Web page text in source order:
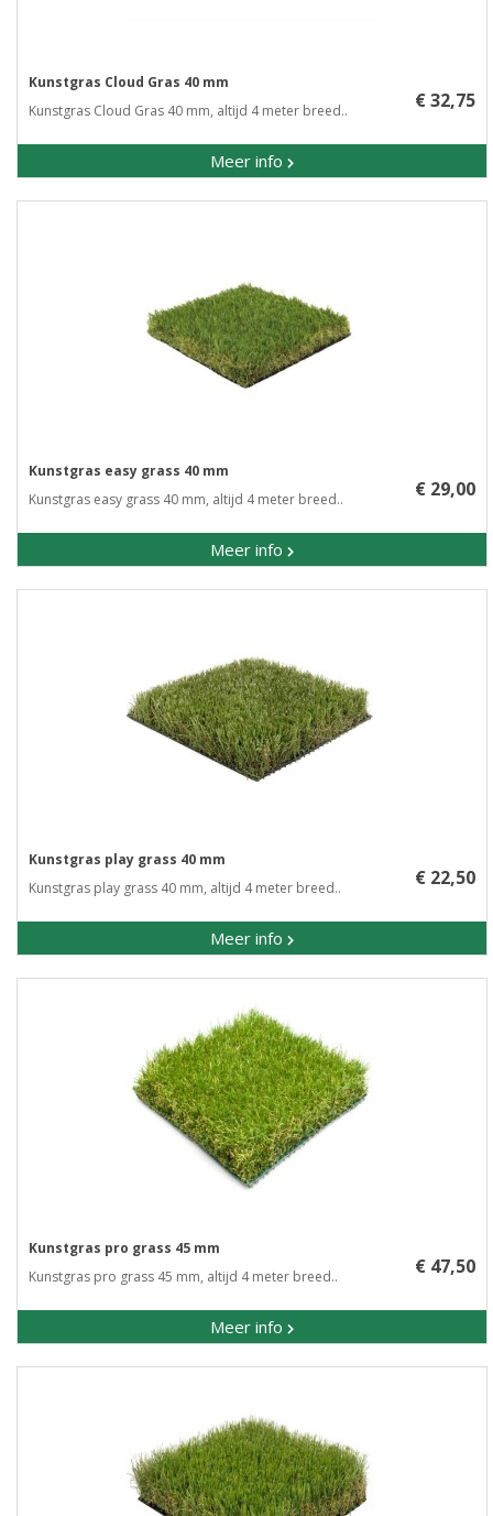
Kunstgras Cloud Gras 40 mm
Kunstgras Cloud Gras 40 mm, altijd 4 meter breed..
Meer info
€ 32,75
Kunstgras easy grass 40 mm
Kunstgras easy grass 40 mm, altijd 4 meter breed..
Meer info
€ 29,00
Kunstgras play grass 40 mm
Kunstgras play grass 40 mm, altijd 4 meter breed..
Meer info
€ 22,50
Kunstgras pro grass 45 mm
Kunstgras pro grass 45 mm, altijd 4 meter breed..
Meer info
€ 47,50